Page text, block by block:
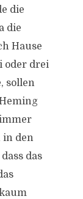
die
die
Hause
oder drei
sollen
in den
das